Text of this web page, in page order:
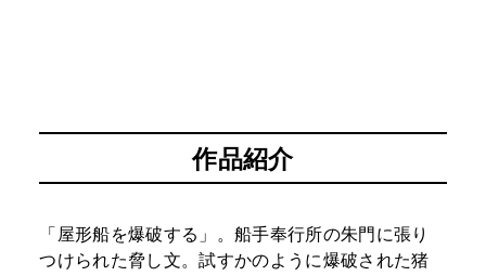
作品紹介
「屋形船を爆破する」。船手奉行所の朱門に張り
つけられた脅し文。試すかのように爆破された猪